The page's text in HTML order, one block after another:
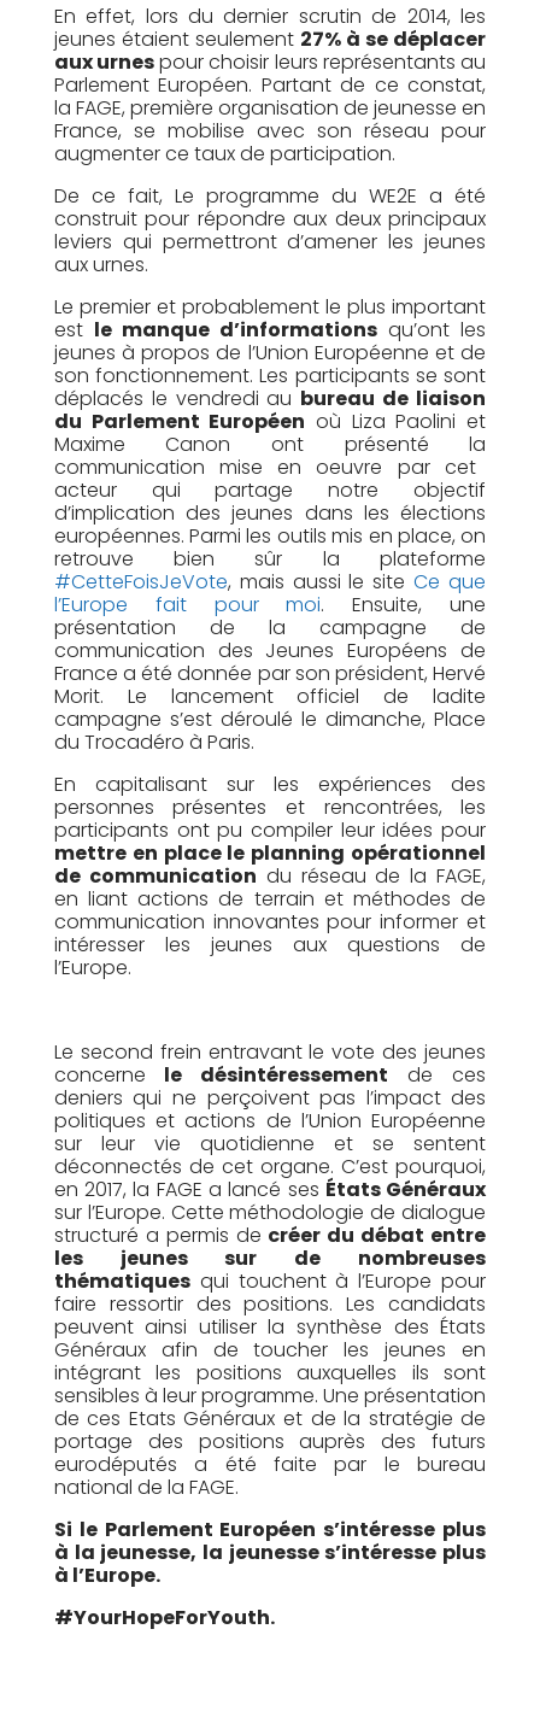
En effet, lors du dernier scrutin de 2014, les
jeunes étaient seulement 27% à se déplacer
aux urnespour choisir leurs représentants au
Parlement Européen. Partant de ce constat,
la FAGE, première organisation de jeunesse en
France, se mobilise avec son réseau pour
augmenter ce taux de participation.
De ce fait, Le programme du WE2E a été
construit pour répondre aux deux principaux
leviers qui permettront d’amener les jeunes
aux urnes.
Le premier et probablement le plus important
est le manque d’informations qu’ont les
jeunes à propos de l’Union Européenne et de
son fonctionnement. Les participants se sont
déplacés le vendredi au bureau de liaison
du Parlement Européen où Liza Paolini et
Maxime Canon ont présenté la
communication mise en oeuvre par cet
acteur qui partage notre objectif
d’implication des jeunes dans les élections
européennes. Parmi les outils mis en place, on
retrouve bien sûr la plateforme
#CetteFoisJeVote, mais aussi le siteCe que
l’Europe fait pour moi. Ensuite, une
présentation de la campagne de
communication des Jeunes Européens de
France a été donnée par son président, Hervé
Morit. Le lancement officiel de ladite
campagne s’est déroulé le dimanche, Place
du Trocadéro à Paris.
En capitalisant sur les expériences des
personnes présentes et rencontrées, les
participants ont pu compiler leur idées pour
mettre en place le planning opérationnel
de communication du réseau de la FAGE,
en liant actions de terrain et méthodes de
communication innovantes pour informer et
intéresser les jeunes aux questions de
l’Europe.
Le second frein entravant le vote des jeunes
concerne le désintéressement de ces
deniers qui ne perçoivent pas l’impact des
politiques et actions de l’Union Européenne
sur leur vie quotidienne et se sentent
déconnectés de cet organe. C’est pourquoi,
en 2017, la FAGE a lancé ses États Généraux
sur l’Europe. Cette méthodologie de dialogue
structuré a permis de créer du débat entre
les jeunes sur de nombreuses
thématiquesqui touchent à l’Europe pour
faire ressortir des positions. Les candidats
peuvent ainsi utiliser la synthèse des États
Généraux afin de toucher les jeunes en
intégrant les positions auxquelles ils sont
sensibles à leur programme. Une présentation
de ces Etats Généraux et de la stratégie de
portage des positions auprès des futurs
eurodéputés a été faite par le bureau
national de la FAGE.
Si le Parlement Européen s’intéresse plus
à la jeunesse, la jeunesse s’intéresse plus
à l’Europe.
#YourHopeForYouth.